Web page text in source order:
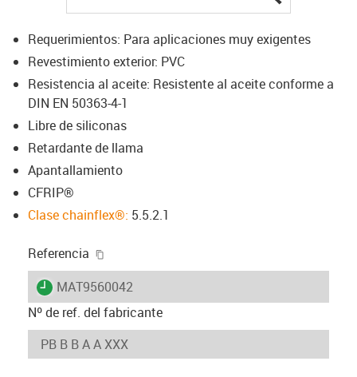
Requerimientos: Para aplicaciones muy exigentes
Revestimiento exterior: PVC
Resistencia al aceite: Resistente al aceite conforme a
DIN EN 50363-4-1
Libre de siliconas
Retardante de llama
Apantallamiento
CFRIP®
Clase chainflex®: 5.5.2.1
Referencia
igus-icon-lieferzeit
MAT9560042
Nº de ref. del fabricante